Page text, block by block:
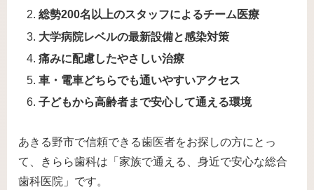
総勢200名以上のスタッフによるチーム医療
大学病院レベルの最新設備と感染対策
痛みに配慮したやさしい治療
車・電車どちらでも通いやすいアクセス
子どもから高齢者まで安心して通える環境
あきる野市で信頼できる歯医者をお探しの方にとっ
て、きらら歯科は「家族で通える、身近で安心な総合
歯科医院」です。